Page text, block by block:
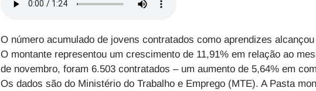
O número acumulado de jovens contratados como aprendizes
O montante representou um crescimento de 11,91% em relação ao
de novembro, foram 6.503 contratados – um aumento de 5,64% em
Os dados são do Ministério do Trabalho e Emprego (MTE). A Pasta